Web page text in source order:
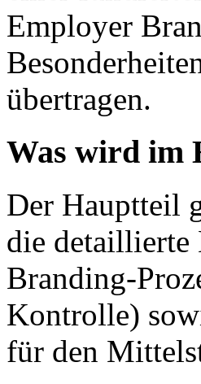
Employer
übertragen.
Was wird im
Der Hauptteil
die detaillierte
Branding-
Kontrolle)
für den